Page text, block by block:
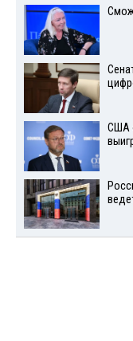
США